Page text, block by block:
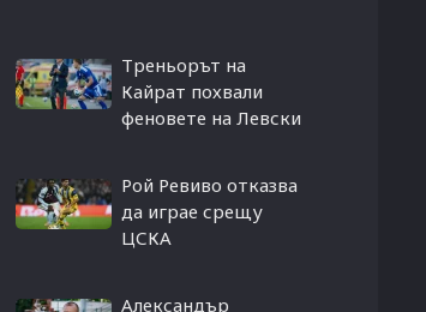
Треньорът на
Кайрат похвали
феновете на Левски
Рой Ревиво отказва
да играе срещу
ЦСКА
Александър